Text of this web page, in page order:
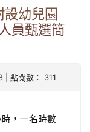
幼兒園
員甄選簡
點閱數： 311
，一名時數